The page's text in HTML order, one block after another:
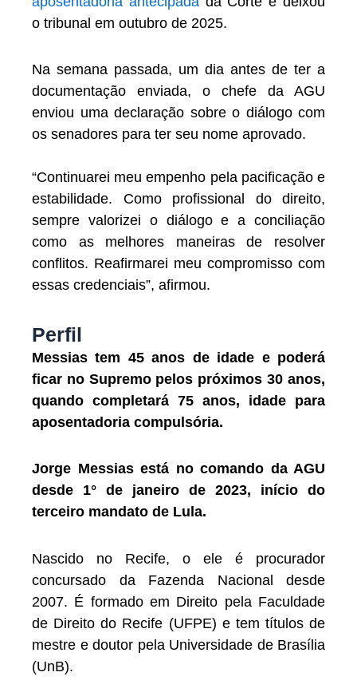
o tribunal em outubro de 2025.
Na semana passada, um dia antes de ter a
documentação enviada, o chefe da AGU
enviou uma declaração sobre o diálogo com
os senadores para ter seu nome aprovado.
“Continuarei meu empenho pela pacificação e
estabilidade. Como profissional do direito,
sempre valorizei o diálogo e a conciliação
como as melhores maneiras de resolver
conflitos. Reafirmarei meu compromisso com
essas credenciais”, afirmou.
Perfil
Messias tem 45 anos de idade e poderá
ficar no Supremo pelos próximos 30 anos,
quando completará 75 anos, idade para
aposentadoria compulsória.
Jorge Messias está no comando da AGU
desde 1° de janeiro de 2023, início do
terceiro mandato de Lula.
Nascido no Recife, o ele é procurador
concursado da Fazenda Nacional desde
2007. É formado em Direito pela Faculdade
de Direito do Recife (UFPE) e tem títulos de
mestre e doutor pela Universidade de Brasília
(UnB).